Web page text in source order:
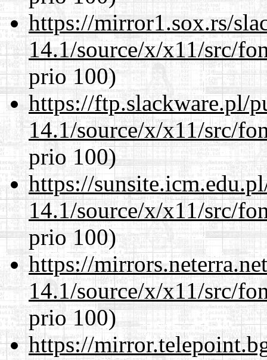
https://mirror1.sox.rs/
14.1/source/x/x11/src/
prio 100)
https://ftp.slackware.pl/
14.1/source/x/x11/src/
prio 100)
https://
14.1/source/x/x11/src/
prio 100)
https://
14.1/source/x/x11/src/
prio 100)
https://